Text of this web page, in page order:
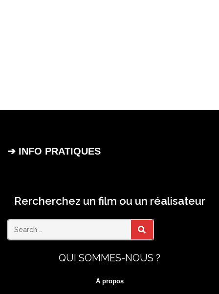
➔ INFO PRATIQUES
Rercherchez un film ou un réalisateur
Search SEARCH
QUI SOMMES-NOUS ?
A propos